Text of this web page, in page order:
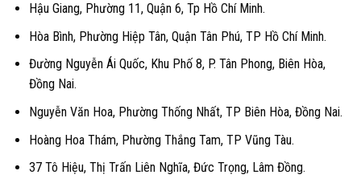
Hậu Giang, Phường 11, Quận 6, Tp Hồ Chí Minh.
Hòa Bình, Phường Hiệp Tân, Quận Tân Phú, TP Hồ Chí Minh.
Đường Nguyễn Ái Quốc, Khu Phố 8, P. Tân Phong, Biên Hòa,
Đồng Nai.
Nguyễn Văn Hoa, Phường Thống Nhất, TP Biên Hòa, Đồng Nai.
Hoàng Hoa Thám, Phường Thắng Tam, TP Vũng Tàu.
37 Tô Hiệu, Thị Trấn Liên Nghĩa, Đức Trọng, Lâm Đồng.